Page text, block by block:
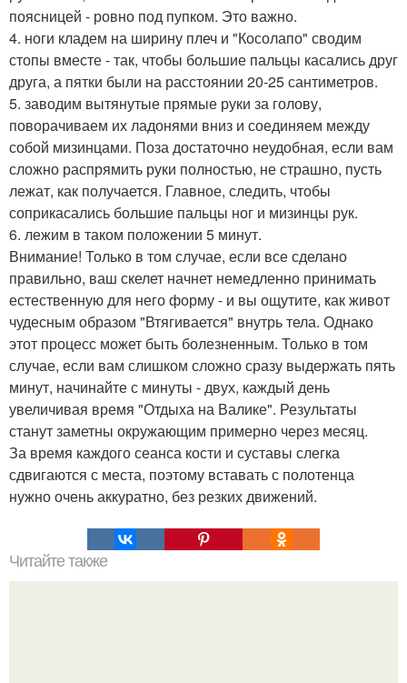
поясницей - ровно под пупком. Это важно.
4. ноги кладем на ширину плеч и "Косолапо" сводим
стопы вместе - так, чтобы большие пальцы касались друг
друга, а пятки были на расстоянии 20-25 сантиметров.
5. заводим вытянутые прямые руки за голову,
поворачиваем их ладонями вниз и соединяем между
собой мизинцами. Поза достаточно неудобная, если вам
сложно распрямить руки полностью, не страшно, пусть
лежат, как получается. Главное, следить, чтобы
соприкасались большие пальцы ног и мизинцы рук.
6. лежим в таком положении 5 минут.
Внимание! Только в том случае, если все сделано
правильно, ваш скелет начнет немедленно принимать
естественную для него форму - и вы ощутите, как живот
чудесным образом "Втягивается" внутрь тела. Однако
этот процесс может быть болезненным. Только в том
случае, если вам слишком сложно сразу выдержать пять
минут, начинайте с минуты - двух, каждый день
увеличивая время "Отдыха на Валике". Результаты
станут заметны окружающим примерно через месяц.
За время каждого сеанса кости и суставы слегка
сдвигаются с места, поэтому вставать с полотенца
нужно очень аккуратно, без резких движений.
Читайте также